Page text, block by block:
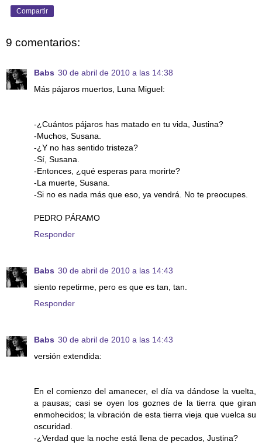
Compartir
9 comentarios:
Babs 30 de abril de 2010 a las 14:38
Más pájaros muertos, Luna Miguel:
-¿Cuántos pájaros has matado en tu vida, Justina?
-Muchos, Susana.
-¿Y no has sentido tristeza?
-Sí, Susana.
-Entonces, ¿qué esperas para morirte?
-La muerte, Susana.
-Si no es nada más que eso, ya vendrá. No te preocupes.
PEDRO PÁRAMO
Responder
Babs 30 de abril de 2010 a las 14:43
siento repetirme, pero es que es tan, tan.
Responder
Babs 30 de abril de 2010 a las 14:43
versión extendida:
En el comienzo del amanecer, el día va dándose la vuelta,
a pausas; casi se oyen los goznes de la tierra que giran
enmohecidos; la vibración de esta tierra vieja que vuelca su
oscuridad.
-¿Verdad que la noche está llena de pecados, Justina?